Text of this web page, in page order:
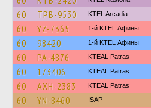
60 TPB-9530 KTEL Arcadia
60 YZ-7365 1-й KTEL Афины
60 98420 1-й KTEL Афины
60 PA-4876 KTEAL Patras
60 173406 KTEAL Patras
60 AXH-2383 KTEAL Patras
60 YN-8460 ISAP